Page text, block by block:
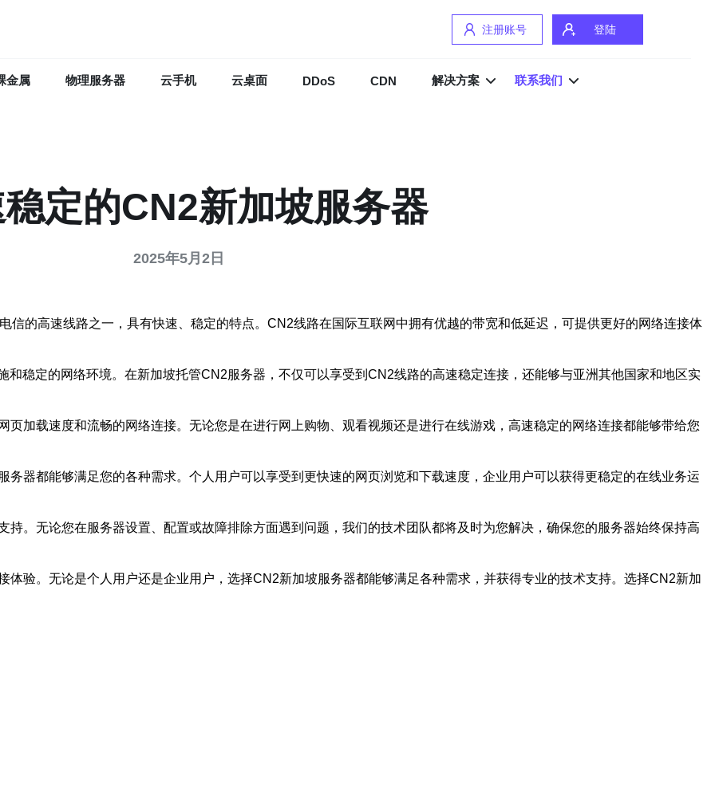
注册账号 登陆
金属 物理服务器 云手机 云桌面 DDoS CDN 解决方案 联系我们
定的CN2新加坡服务器
2025年5月2日
信的高速线路之一，具有快速、稳定的特点。CN2线路在国际互联网中拥有优越的带宽和低延迟，可提供更好的网络连接体
稳定的网络环境。在新加坡托管CN2服务器，不仅可以享受到CN2线路的高速稳定连接，还能够与亚洲其他国家和地区实
加载速度和流畅的网络连接。无论您是在进行网上购物、观看视频还是进行在线游戏，高速稳定的网络连接都能够带给您
器都能够满足您的各种需求。个人用户可以享受到更快速的网页浏览和下载速度，企业用户可以获得更稳定的在线业务运
。无论您在服务器设置、配置或故障排除方面遇到问题，我们的技术团队都将及时为您解决，确保您的服务器始终保持高
验。无论是个人用户还是企业用户，选择CN2新加坡服务器都能够满足各种需求，并获得专业的技术支持。选择CN2新加